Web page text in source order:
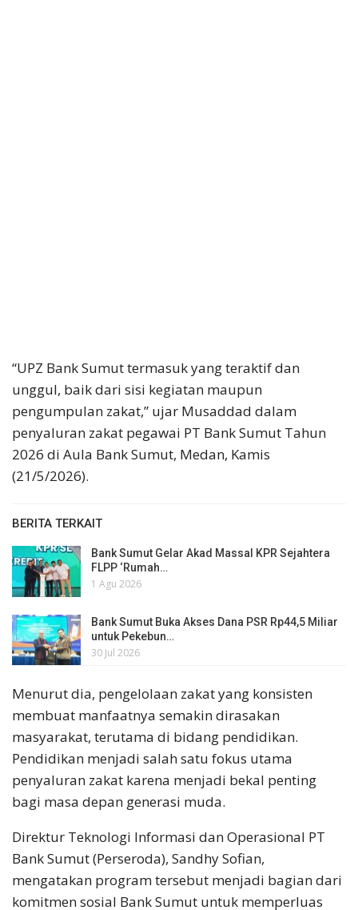
“UPZ Bank Sumut termasuk yang teraktif dan
unggul, baik dari sisi kegiatan maupun
pengumpulan zakat,” ujar Musaddad dalam
penyaluran zakat pegawai PT Bank Sumut Tahun
2026 di Aula Bank Sumut, Medan, Kamis
(21/5/2026).
BERITA TERKAIT
Bank Sumut Gelar Akad Massal KPR Sejahtera
FLPP ‘Rumah…
1 Agu 2026
Bank Sumut Buka Akses Dana PSR Rp44,5 Miliar
untuk Pekebun…
30 Jul 2026
Menurut dia, pengelolaan zakat yang konsisten
membuat manfaatnya semakin dirasakan
masyarakat, terutama di bidang pendidikan.
Pendidikan menjadi salah satu fokus utama
penyaluran zakat karena menjadi bekal penting
bagi masa depan generasi muda.
Direktur Teknologi Informasi dan Operasional PT
Bank Sumut (Perseroda), Sandhy Sofian,
mengatakan program tersebut menjadi bagian dari
komitmen sosial Bank Sumut untuk memperluas